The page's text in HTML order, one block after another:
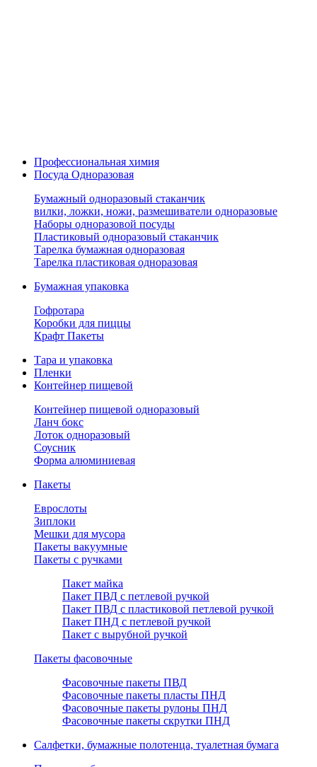
Профессиональная химия
Посуда Одноразовая
Бумажный одноразовый стаканчик
вилки, ложки, ножи, размешиватели одноразовые
Наборы одноразовой посуды
Пластиковый одноразовый стаканчик
Тарелка бумажная одноразовая
Тарелка пластиковая одноразовая
Бумажная упаковка
Гофротара
Коробки для пиццы
Крафт Пакеты
Тара и упаковка
Пленки
Контейнер пищевой
Контейнер пищевой одноразовый
Ланч бокс
Лоток одноразовый
Соусник
Форма алюминиевая
Пакеты
Еврослоты
Зиплоки
Мешки для мусора
Пакеты вакуумные
Пакеты с ручками
Пакет майка
Пакет ПВД с петлевой ручкой
Пакет ПВД с пластиковой петлевой ручкой
Пакет ПНД с петлевой ручкой
Пакет с вырубной ручкой
Пакеты фасовочные
Фасовочные пакеты ПВД
Фасовочные пакеты пласты ПНД
Фасовочные пакеты рулоны ПНД
Фасовочные пакеты скрутки ПНД
Салфетки, бумажные полотенца, туалетная бумага